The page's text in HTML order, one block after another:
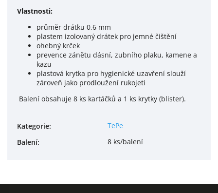
Vlastnosti:
průměr drátku 0,6 mm
plastem izolovaný drátek pro jemné čištění
ohebný krček
prevence zánětu dásní, zubního plaku, kamene a
kazu
plastová krytka pro hygienické uzavření slouží
zároveň jako prodloužení rukojeti
Balení obsahuje 8 ks kartáčků a 1 ks krytky (blister).
Kategorie:
TePe
Balení: 8 ks/balení